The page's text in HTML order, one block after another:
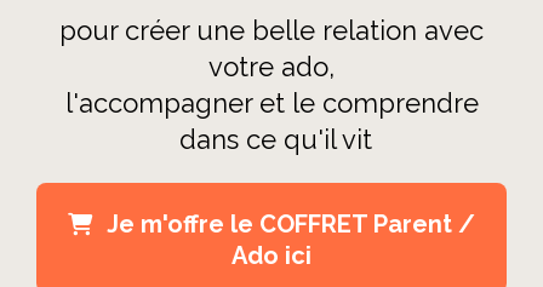
pour créer une belle relation avec
votre ado,
l'accompagner et le comprendre
dans ce qu'il vit
Je m'offre le COFFRET Parent /
Ado ici